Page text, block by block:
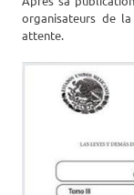
organisateurs de
attente.